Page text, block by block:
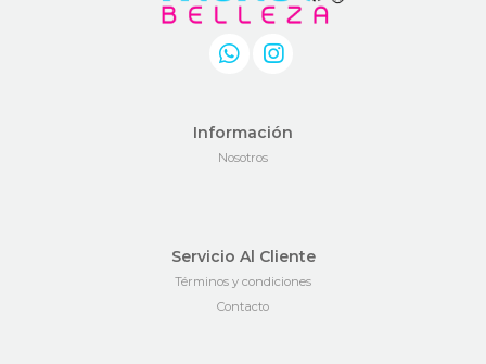
Información
Nosotros
Servicio Al Cliente
Términos y condiciones
Contacto